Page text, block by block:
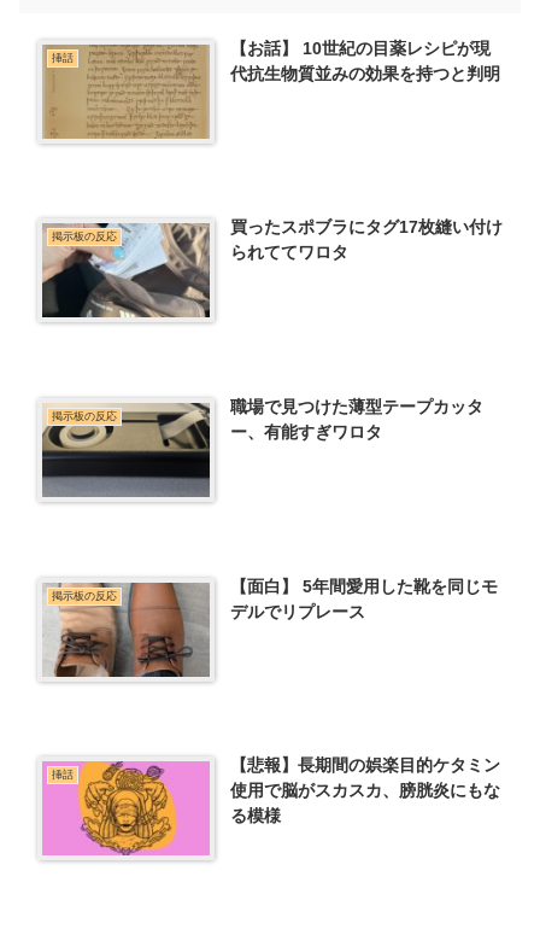
挿話
【お話】 10世紀の目薬レシピが現
代抗生物質並みの効果を持つと判明
掲示板の反応
買ったスポブラにタグ17枚縫い付け
られててワロタ
掲示板の反応
職場で見つけた薄型テープカッタ
ー、有能すぎワロタ
掲示板の反応
【面白】 5年間愛用した靴を同じモ
デルでリプレース
挿話
【悲報】長期間の娯楽目的ケタミン
使用で脳がスカスカ、膀胱炎にもな
る模様